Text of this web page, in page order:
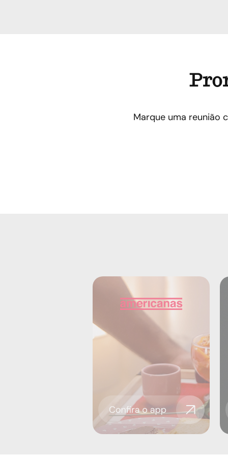
Marque uma reunião